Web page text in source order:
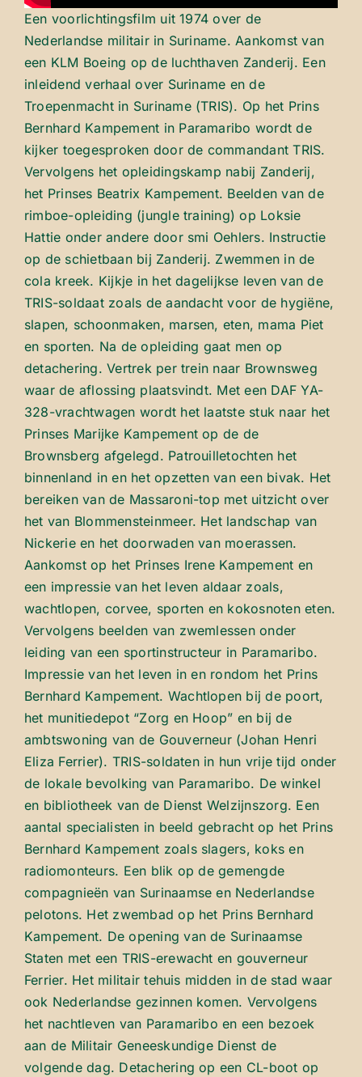
Een voorlichtingsfilm uit 1974 over de
Nederlandse militair in Suriname. Aankomst van
een KLM Boeing op de luchthaven Zanderij. Een
inleidend verhaal over Suriname en de
Troepenmacht in Suriname (TRIS). Op het Prins
Bernhard Kampement in Paramaribo wordt de
kijker toegesproken door de commandant TRIS.
Vervolgens het opleidingskamp nabij Zanderij,
het Prinses Beatrix Kampement. Beelden van de
rimboe-opleiding (jungle training) op Loksie
Hattie onder andere door smi Oehlers. Instructie
op de schietbaan bij Zanderij. Zwemmen in de
cola kreek. Kijkje in het dagelijkse leven van de
TRIS-soldaat zoals de aandacht voor de hygiëne,
slapen, schoonmaken, marsen, eten, mama Piet
en sporten. Na de opleiding gaat men op
detachering. Vertrek per trein naar Brownsweg
waar de aflossing plaatsvindt. Met een DAF YA-
328-vrachtwagen wordt het laatste stuk naar het
Prinses Marijke Kampement op de de
Brownsberg afgelegd. Patrouilletochten het
binnenland in en het opzetten van een bivak. Het
bereiken van de Massaroni-top met uitzicht over
het van Blommensteinmeer. Het landschap van
Nickerie en het doorwaden van moerassen.
Aankomst op het Prinses Irene Kampement en
een impressie van het leven aldaar zoals,
wachtlopen, corvee, sporten en kokosnoten eten.
Vervolgens beelden van zwemlessen onder
leiding van een sportinstructeur in Paramaribo.
Impressie van het leven in en rondom het Prins
Bernhard Kampement. Wachtlopen bij de poort,
het munitiedepot “Zorg en Hoop” en bij de
ambtswoning van de Gouverneur (Johan Henri
Eliza Ferrier). TRIS-soldaten in hun vrije tijd onder
de lokale bevolking van Paramaribo. De winkel
en bibliotheek van de Dienst Welzijnszorg. Een
aantal specialisten in beeld gebracht op het Prins
Bernhard Kampement zoals slagers, koks en
radiomonteurs. Een blik op de gemengde
compagnieën van Surinaamse en Nederlandse
pelotons. Het zwembad op het Prins Bernhard
Kampement. De opening van de Surinaamse
Staten met een TRIS-erewacht en gouverneur
Ferrier. Het militair tehuis midden in de stad waar
ook Nederlandse gezinnen komen. Vervolgens
het nachtleven van Paramaribo en een bezoek
aan de Militair Geneeskundige Dienst de
volgende dag. Detachering op een CL-boot op